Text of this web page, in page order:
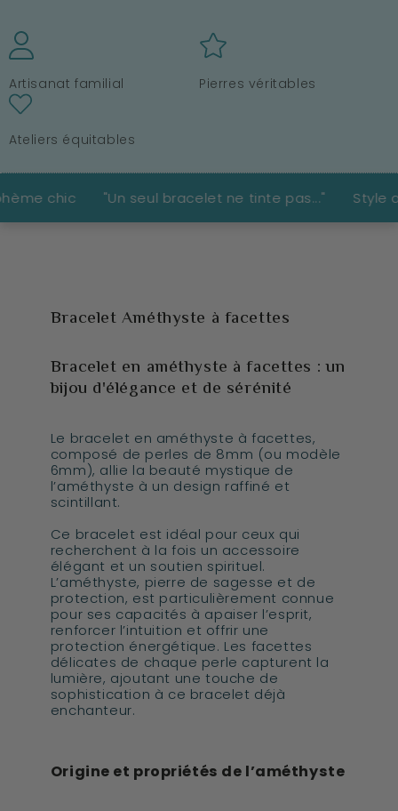
Artisanat familial Pierres véritables
Ateliers équitables
seul bracelet ne tinte pas..." Style authentique
Bracelet Améthyste à facettes
Bracelet en améthyste à facettes : un
bijou d'élégance et de sérénité
Le bracelet en améthyste à facettes,
composé de perles de 8mm (ou modèle
6mm), allie la beauté mystique de
l’améthyste à un design raffiné et
scintillant.
Ce bracelet est idéal pour ceux qui
recherchent à la fois un accessoire
élégant et un soutien spirituel.
L’améthyste, pierre de sagesse et de
protection, est particulièrement connue
pour ses capacités à apaiser l’esprit,
renforcer l’intuition et offrir une
protection énergétique. Les facettes
délicates de chaque perle capturent la
lumière, ajoutant une touche de
sophistication à ce bracelet déjà
enchanteur.
Origine et propriétés de l’améthyste